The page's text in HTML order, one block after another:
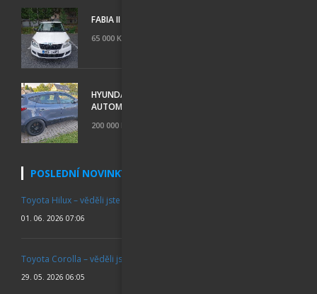
FABIA II KOMBI
65 000 Kč
HYUNDAI IX35; 1 MAJITEL, GARÁŽOVANÝ, 2,0,
AUTOMAT 4X4
200 000 Kč
POSLEDNÍ NOVINKY
Toyota Hilux – věděli jste
01. 06. 2026 07:06
Toyota Corolla – věděli jste
29. 05. 2026 06:05